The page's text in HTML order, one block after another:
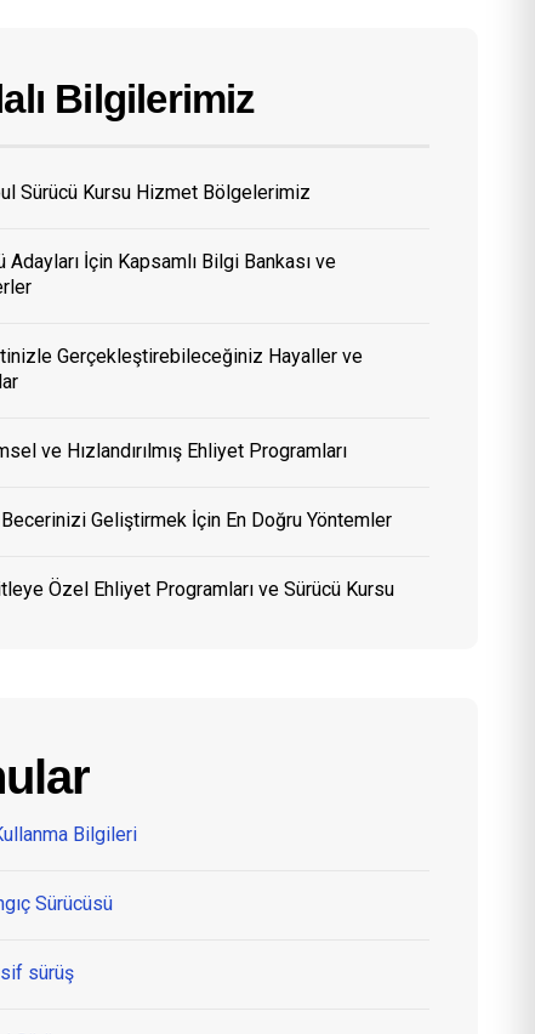
Bilgilerimiz
Sürücü Kursu Hizmet Bölgelerimiz
Adayları İçin Kapsamlı Bilgi Bankası ve
Gerçekleştirebileceğiniz Hayaller ve
ve Hızlandırılmış Ehliyet Programları
Geliştirmek İçin En Doğru Yöntemler
Özel Ehliyet Programları ve Sürücü Kursu
Bilgileri
Sürücüsü
sürüş